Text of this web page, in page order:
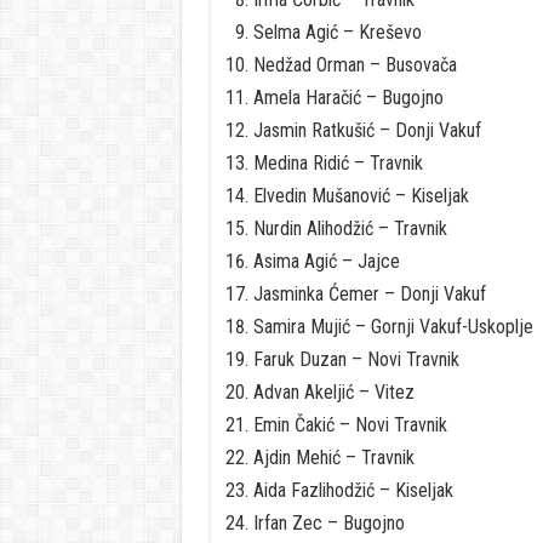
Selma Agić – Kreševo
Nedžad Orman – Busovača
Amela Haračić – Bugojno
Jasmin Ratkušić – Donji Vakuf
Medina Ridić – Travnik
Elvedin Mušanović – Kiseljak
Nurdin Alihodžić – Travnik
Asima Agić – Jajce
Jasminka Ćemer – Donji Vakuf
Samira Mujić – Gornji Vakuf-Uskoplje
Faruk Duzan – Novi Travnik
Advan Akeljić – Vitez
Emin Čakić – Novi Travnik
Ajdin Mehić – Travnik
Aida Fazlihodžić – Kiseljak
Irfan Zec – Bugojno